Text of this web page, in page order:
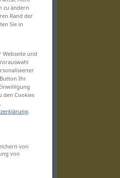
zu ändern
Rand der
Sie in
und
Ihr
den Cookies
.
von
von